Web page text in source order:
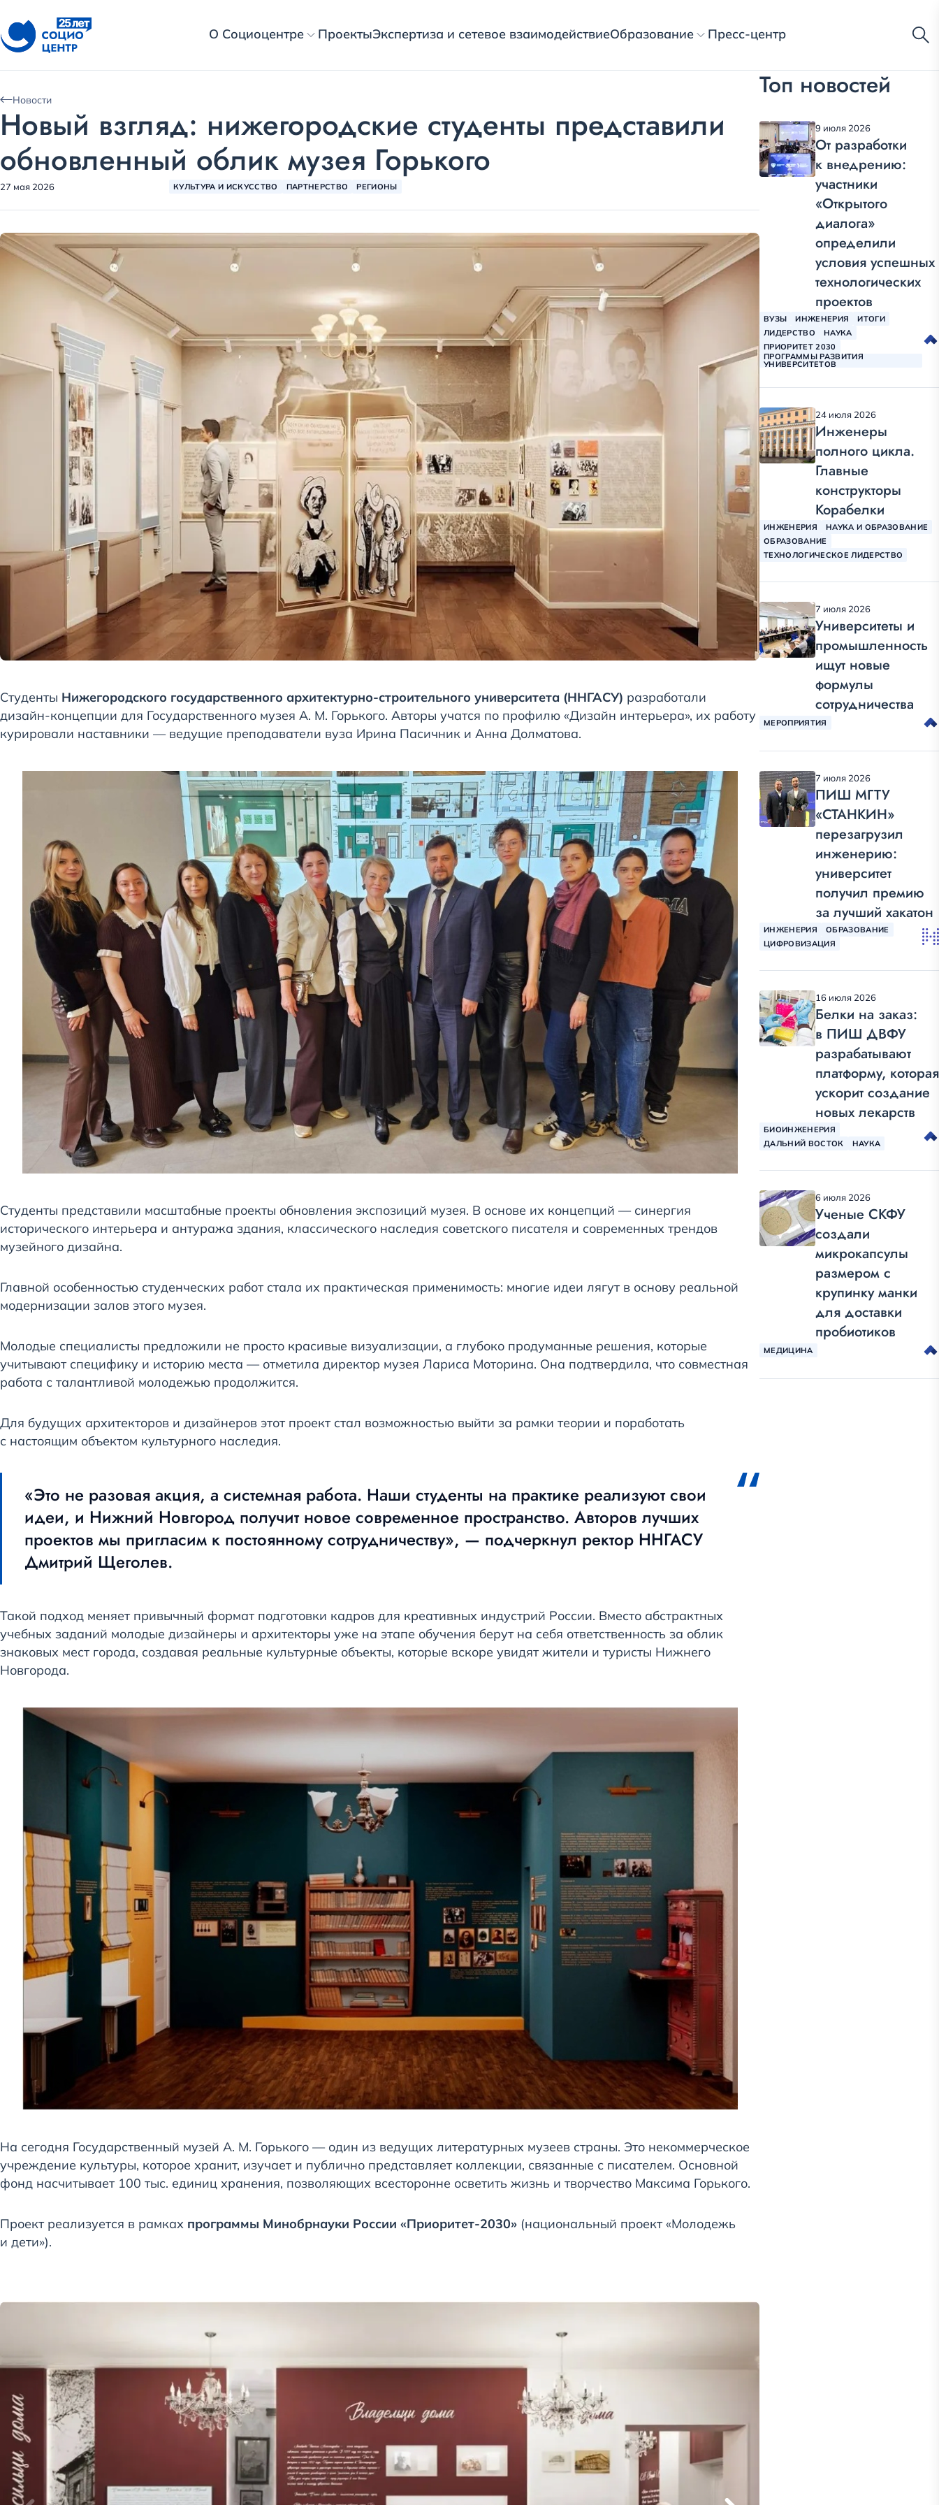
О Социоцентре ПроектыЭкспертиза и сетевое взаимодействиеОбразование Пресс-центр
Новости
Новый взгляд: нижегородские студенты представили
обновленный облик музея Горького
27 мая 2026 КУЛЬТУРА И ИСКУССТВО ПАРТНЕРСТВО РЕГИОНЫ
Студенты Нижегородского государственного архитектурно-строительного университета (ННГАСУ) разработали
дизайн-концепции для Государственного музея А. М. Горького. Авторы учатся по профилю «Дизайн интерьера», их работу
курировали наставники — ведущие преподаватели вуза Ирина Пасичник и Анна Долматова.
Студенты представили масштабные проекты обновления экспозиций музея. В основе их концепций — синергия
исторического интерьера и антуража здания, классического наследия советского писателя и современных трендов
музейного дизайна.
Главной особенностью студенческих работ стала их практическая применимость: многие идеи лягут в основу реальной
модернизации залов этого музея.
Молодые специалисты предложили не просто красивые визуализации, а глубоко продуманные решения, которые
учитывают специфику и историю места — отметила директор музея Лариса Моторина. Она подтвердила, что совместная
работа с талантливой молодежью продолжится.
Для будущих архитекторов и дизайнеров этот проект стал возможностью выйти за рамки теории и поработать
с настоящим объектом культурного наследия.
«Это не разовая акция, а системная работа. Наши студенты на практике реализуют свои
идеи, и Нижний Новгород получит новое современное пространство. Авторов лучших
проектов мы пригласим к постоянному сотрудничеству», — подчеркнул ректор ННГАСУ
Дмитрий Щеголев.
Такой подход меняет привычный формат подготовки кадров для креативных индустрий России. Вместо абстрактных
учебных заданий молодые дизайнеры и архитекторы уже на этапе обучения берут на себя ответственность за облик
знаковых мест города, создавая реальные культурные объекты, которые вскоре увидят жители и туристы Нижнего
Новгорода.
На сегодня Государственный музей А. М. Горького — один из ведущих литературных музеев страны. Это некоммерческое
учреждение культуры, которое хранит, изучает и публично представляет коллекции, связанные с писателем. Основной
фонд насчитывает 100 тыс. единиц хранения, позволяющих всесторонне осветить жизнь и творчество Максима Горького.
Проект реализуется в рамках программы Минобрнауки России «Приоритет-2030» (национальный проект «Молодежь
и дети»).
Топ новостей
9 июля 2026
От разработки
к внедрению:
участники
«Открытого
диалога»
определили
условия успешных
технологических
проектов
ВУЗЫ ИНЖЕНЕРИЯ
ИТОГИ
ЛИДЕРСТВО
НАУКА
ПРИОРИТЕТ 2030
ПРОГРАММЫ РАЗВИТИЯ
УНИВЕРСИТЕТОВ
24 июля 2026
Инженеры
полного цикла.
Главные
конструкторы
Корабелки
ИНЖЕНЕРИЯ
НАУКА И ОБРАЗОВАНИЕ
ОБРАЗОВАНИЕ
ТЕХНОЛОГИЧЕСКОЕ ЛИДЕРСТВО
7 июля 2026
Университеты и
промышленность
ищут новые
формулы
сотрудничества
МЕРОПРИЯТИЯ
7 июля 2026
ПИШ МГТУ
«СТАНКИН»
перезагрузил
инженерию:
университет
получил премию
за лучший хакатон
ИНЖЕНЕРИЯ
ОБРАЗОВАНИЕ
ЦИФРОВИЗАЦИЯ
16 июля 2026
Белки на заказ:
в ПИШ ДВФУ
разрабатывают
платформу, которая
ускорит создание
новых лекарств
БИОИНЖЕНЕРИЯ
ДАЛЬНИЙ ВОСТОК
НАУКА
6 июля 2026
Ученые СКФУ
создали
микрокапсулы
размером с
крупинку манки
для доставки
пробиотиков
МЕДИЦИНА